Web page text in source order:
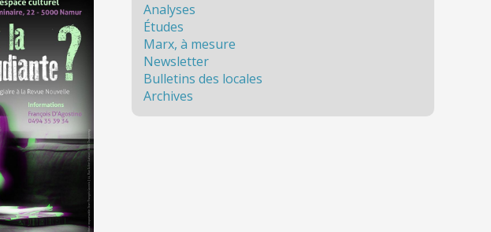
Analyses
Études
Marx, à mesure
Newsletter
Bulletins des locales
Archives